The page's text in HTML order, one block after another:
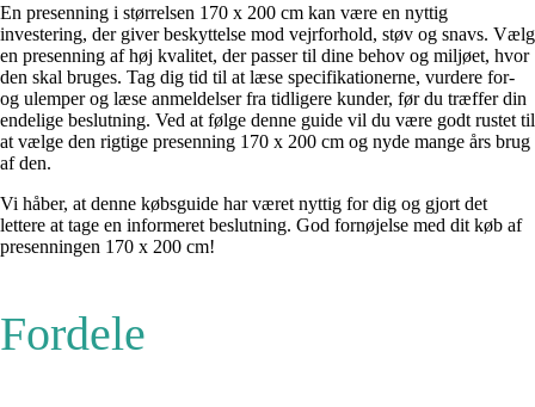
En presenning i størrelsen 170 x 200 cm kan være en nyttig
investering, der giver beskyttelse mod vejrforhold, støv og snavs. Vælg
en presenning af høj kvalitet, der passer til dine behov og miljøet, hvor
den skal bruges. Tag dig tid til at læse specifikationerne, vurdere for-
og ulemper og læse anmeldelser fra tidligere kunder, før du træffer din
endelige beslutning. Ved at følge denne guide vil du være godt rustet til
at vælge den rigtige presenning 170 x 200 cm og nyde mange års brug
af den.
Vi håber, at denne købsguide har været nyttig for dig og gjort det
lettere at tage en informeret beslutning. God fornøjelse med dit køb af
presenningen 170 x 200 cm!
Fordele